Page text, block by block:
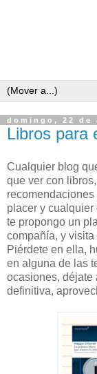
domingo, 22 de
Libros para
Cualquier blog
que ver con
placer y cualquier
te propongo un
compañía, y
Piérdete en ella,
en alguna de las
ocasiones, déjate
definitiva,